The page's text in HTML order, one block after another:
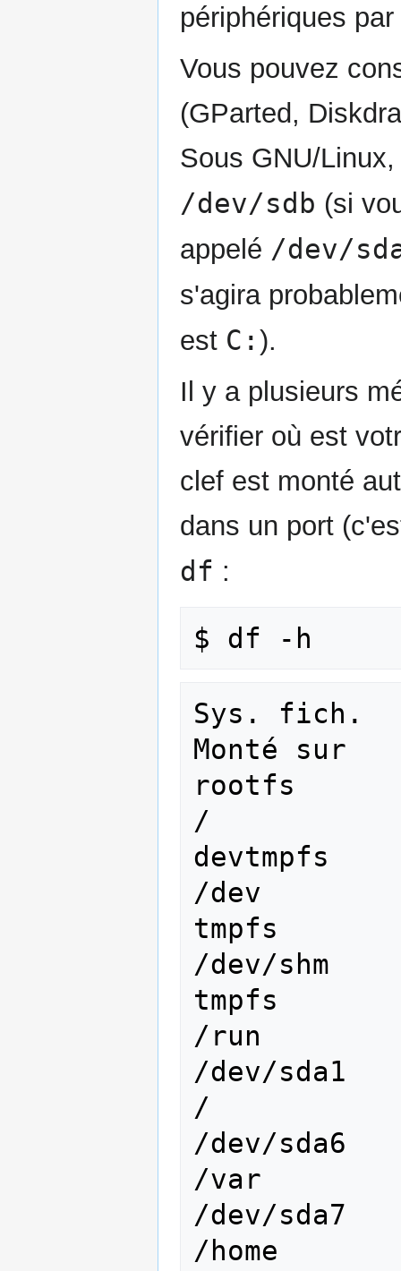
périphériques
Vous pouvez
(GParted,
Sous GNU/
/dev/sdb (si
appelé /dev/
s'agira
est C: ).
Il y a plusieurs
vérifier où est
clef est monté
dans un port
df :
Sys. fich.
Monté sur
rootfs
/
devtmpfs
/dev
tmpfs
/dev/shm
tmpfs
/run
/dev/sda1
/
/dev/sda6
/var
/dev/sda7